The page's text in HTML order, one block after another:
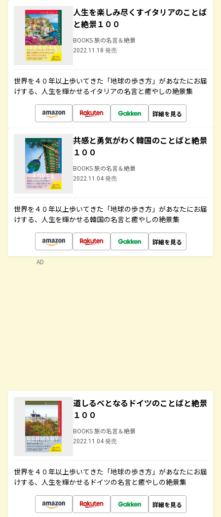
人生を楽しみ尽くすイタリアのことば
と絶景１００
BOOKS 旅の名言＆絶景
2022.11.18 発売
世界を４０年以上歩いてきた「地球の歩き方」があなたにお届
けする、人生を輝かせるイタリアの名言と癒やしの絶景集
詳細を見る
共感と勇気がわく韓国のことばと絶景
１００
BOOKS 旅の名言＆絶景
2022.11.04 発売
世界を４０年以上歩いてきた「地球の歩き方」があなたにお届
けする、人生を輝かせる韓国の名言と癒やしの絶景集
詳細を見る
道しるべとなるドイツのことばと絶景
１００
BOOKS 旅の名言＆絶景
2022.11.04 発売
世界を４０年以上歩いてきた「地球の歩き方」があなたにお届
けする、人生を輝かせるドイツの名言と癒やしの絶景集
詳細を見る
AD